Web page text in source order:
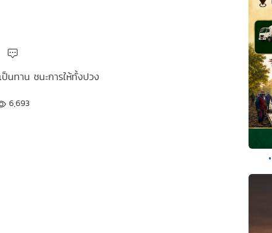
ป็นทาน ชนะการให้ทั้งปวง
6,693